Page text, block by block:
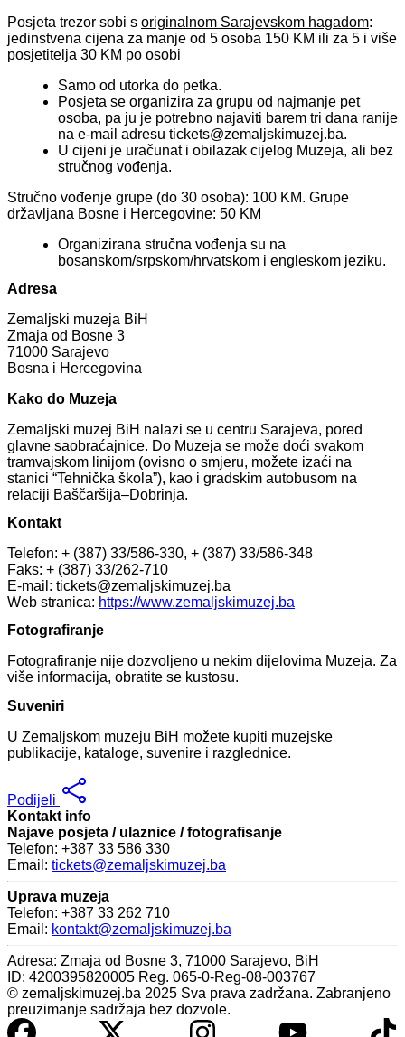
Posjeta trezor sobi s originalnom Sarajevskom hagadom:
jedinstvena cijena za manje od 5 osoba 150 KM ili za 5 i više
posjetitelja 30 KM po osobi
Samo od utorka do petka.
Posjeta se organizira za grupu od najmanje pet
osoba, pa ju je potrebno najaviti barem tri dana ranije
na e-mail adresu tickets@zemaljskimuzej.ba.
U cijeni je uračunat i obilazak cijelog Muzeja, ali bez
stručnog vođenja.
Stručno vođenje grupe (do 30 osoba): 100 KM. Grupe
državljana Bosne i Hercegovine: 50 KM
Organizirana stručna vođenja su na
bosanskom/srpskom/hrvatskom i engleskom jeziku.
Adresa
Zemaljski muzeja BiH
Zmaja od Bosne 3
71000 Sarajevo
Bosna i Hercegovina
Kako do Muzeja
Zemaljski muzej BiH nalazi se u centru Sarajeva, pored
glavne saobraćajnice. Do Muzeja se može doći svakom
tramvajskom linijom (ovisno o smjeru, možete izaći na
stanici “Tehnička škola”), kao i gradskim autobusom na
relaciji Baščaršija–Dobrinja.
Kontakt
Telefon: + (387) 33/586-330, + (387) 33/586-348
Faks: + (387) 33/262-710
E-mail: tickets@zemaljskimuzej.ba
Web stranica: https://www.zemaljskimuzej.ba
Fotografiranje
Fotografiranje nije dozvoljeno u nekim dijelovima Muzeja. Za
više informacija, obratite se kustosu.
Suveniri
U Zemaljskom muzeju BiH možete kupiti muzejske
publikacije, kataloge, suvenire i razglednice.
Podijeli
Kontakt info
Najave posjeta / ulaznice / fotografisanje
Telefon: +387 33 586 330
Email: tickets@zemaljskimuzej.ba
Uprava muzeja
Telefon: +387 33 262 710
Email: kontakt@zemaljskimuzej.ba
Adresa: Zmaja od Bosne 3, 71000 Sarajevo, BiH
ID: 4200395820005 Reg. 065-0-Reg-08-003767
© zemaljskimuzej.ba 2025 Sva prava zadržana. Zabranjeno
preuzimanje sadržaja bez dozvole.